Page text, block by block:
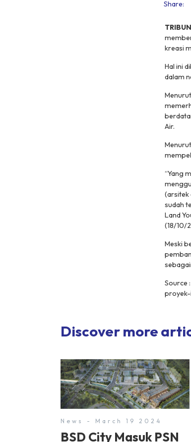
Share:
kreasi
Hal ini
dalam
Air.
“Yang
(arsitek
sudah
Land
(18/10/
Meski
Source
Discover more
News - March 19 2024
BSD City Masuk PSN